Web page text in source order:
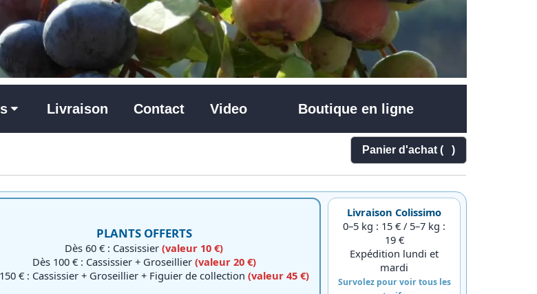
Livraison Contact Video Boutique en ligne
Panier d'achat ( )
PLANTS OFFERTS
Dès 60 € : Cassissier(valeur 10 €)
Dès 100 € : Cassissier + Groseillier (valeur 20 €)
€ : Cassissier + Groseillier + Figuier de collection(valeur 45 €)
Livraison Colissimo
0–5 kg : 15 € / 5–7 kg :
19 €
Expédition lundi et
mardi
Survolez pour voir tous les